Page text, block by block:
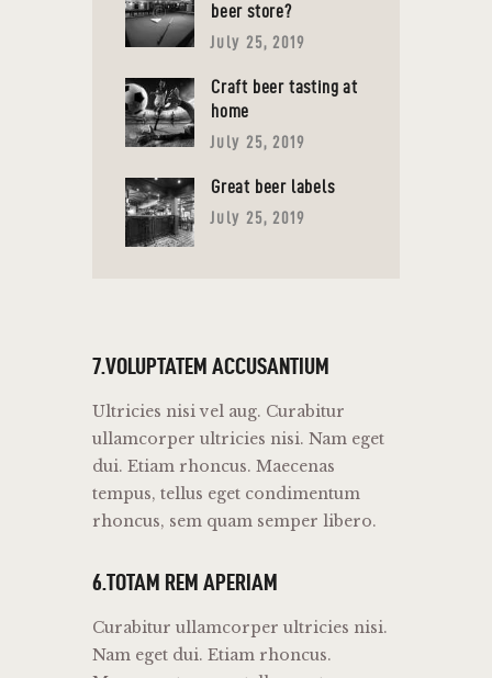
beer store?
July 25, 2019
Craft beer tasting at
home
July 25, 2019
Great beer labels
July 25, 2019
7.VOLUPTATEM ACCUSANTIUM
Ultricies nisi vel aug. Curabitur
ullamcorper ultricies nisi. Nam eget
dui. Etiam rhoncus. Maecenas
tempus, tellus eget condimentum
rhoncus, sem quam semper libero.
6.TOTAM REM APERIAM
Curabitur ullamcorper ultricies nisi.
Nam eget dui. Etiam rhoncus.